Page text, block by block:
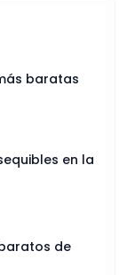
baratas
en la
de